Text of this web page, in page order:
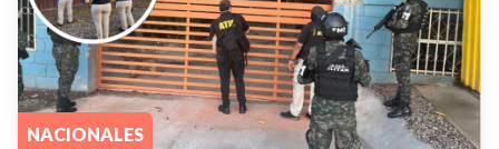
NACIONALES